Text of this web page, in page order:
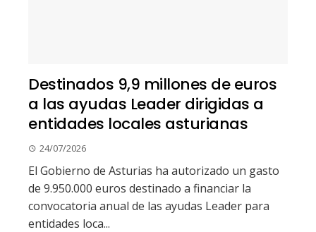
Destinados 9,9 millones de euros
a las ayudas Leader dirigidas a
entidades locales asturianas
24/07/2026
El Gobierno de Asturias ha autorizado un gasto
de 9.950.000 euros destinado a financiar la
convocatoria anual de las ayudas Leader para
entidades loca...